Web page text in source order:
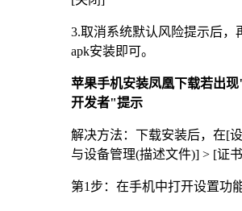
3.取消系统默认风险提示后，
apk安装即可。
苹果手机安装凤凰下载若出
开发者"提示
解决方法：下载安装后，在[
与设备管理(描述文件)] > [证
第1步：在手机中打开设置功